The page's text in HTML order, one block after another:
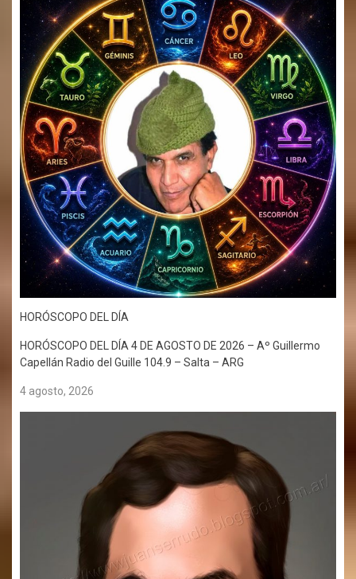
HORÓSCOPO DEL DÍA
HORÓSCOPO DEL DÍA 4 DE AGOSTO DE 2026 – Aº Guillermo
Capellán Radio del Guille 104.9 – Salta – ARG
4 agosto, 2026